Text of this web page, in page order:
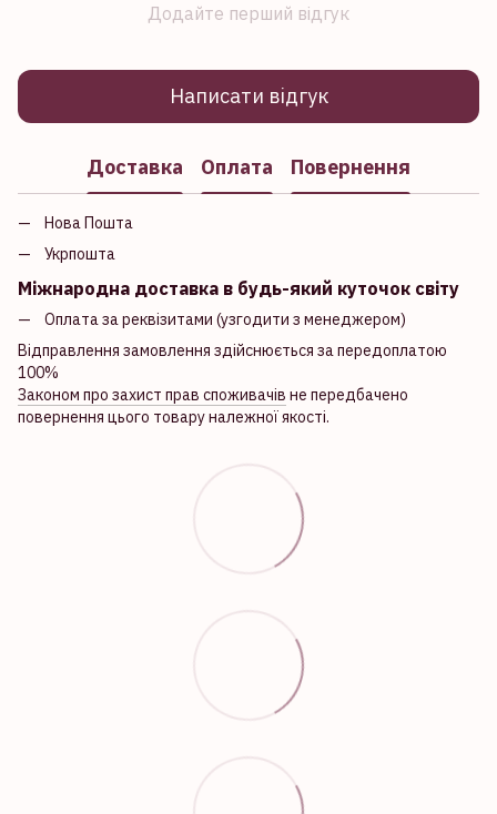
Додайте перший відгук
Написати відгук
Доставка Оплата Повернення
Нова Пошта
Укрпошта
Міжнародна доставка в будь-який куточок світу
Оплата за реквізитами (узгодити з менеджером)
Відправлення замовлення здійснюється за передоплатою
100%
Законом про захист прав споживачів не передбачено
повернення цього товару належної якості.